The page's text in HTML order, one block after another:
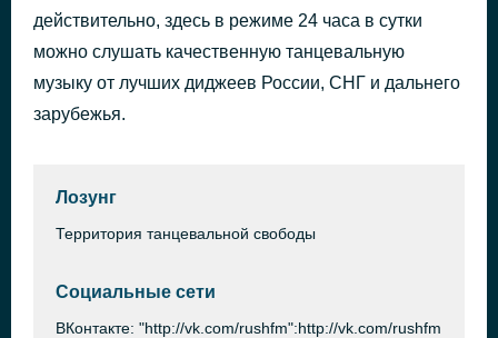
действительно, здесь в режиме 24 часа в сутки
можно слушать качественную танцевальную
музыку от лучших диджеев России, СНГ и дальнего
зарубежья.
Лозунг
Территория танцевальной свободы
Социальные сети
ВКонтакте: "http://vk.com/rushfm":http://vk.com/rushfm